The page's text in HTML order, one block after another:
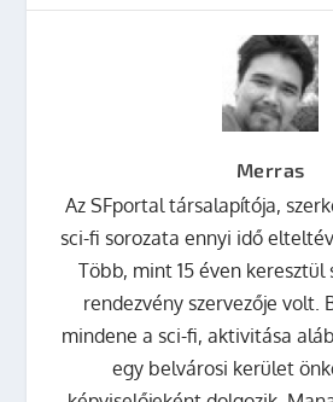
Merras
Az SFportal társalapítója,
sci-fi sorozata ennyi idő
Több, mint 15 éven keresztül
rendezvény szervezője volt.
mindene a sci-fi, aktivitása
egy belvárosi kerület